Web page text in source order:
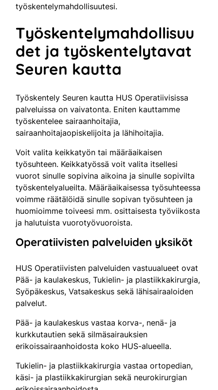
työskentelymahdollisuutesi.
Työskentelymahdollisuu
det ja työskentelytavat
Seuren kautta
Työskentely Seuren kautta HUS Operatiivisissa
palveluissa on vaivatonta. Eniten kauttamme
työskentelee sairaanhoitajia,
sairaanhoitajaopiskelijoita ja lähihoitajia.
Voit valita keikkatyön tai määräaikaisen
työsuhteen. Keikkatyössä voit valita itsellesi
vuorot sinulle sopivina aikoina ja sinulle sopivilta
työskentelyalueilta. Määräaikaisessa työsuhteessa
voimme räätälöidä sinulle sopivan työsuhteen ja
huomioimme toiveesi mm. osittaisesta työviikosta
ja halutuista vuorotyövuoroista.
Operatiivisten palveluiden yksiköt
HUS Operatiivisten palveluiden vastuualueet ovat
Pää- ja kaulakeskus, Tukielin- ja plastiikkakirurgia,
Syöpäkeskus, Vatsakeskus sekä lähisairaaloiden
palvelut.
Pää- ja kaulakeskus vastaa korva-, nenä- ja
kurkkutautien sekä silmäsairauksien
erikoissairaanhoidosta koko HUS-alueella.
Tukielin- ja plastiikkakirurgia vastaa ortopedian,
käsi- ja plastiikkakirurgian sekä neurokirurgian